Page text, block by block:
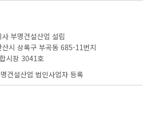
부명건설산업 설립
산시 상록구 부곡동 685-11번지
시장 3041호
건설산업 법인사업자 등록